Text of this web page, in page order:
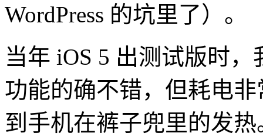
WordPress 的坑里了）。
当年 iOS 5 出测试版时
功能的确不错，但耗电
到手机在裤子兜里的发